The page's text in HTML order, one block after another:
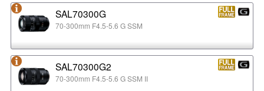
SAL70300G
70-300mm F4.5-5.6 G SSM
SAL70300G2
70-300mm F4.5-5.6 G SSM II